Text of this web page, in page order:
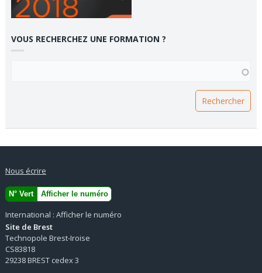
VOUS RECHERCHEZ UNE FORMATION ?
Nous écrire
N° Vert Afficher le numéro
International : Afficher le numéro
Site de Brest
Technopole Brest-Iroise
CS83818
29238 BREST cedex 3